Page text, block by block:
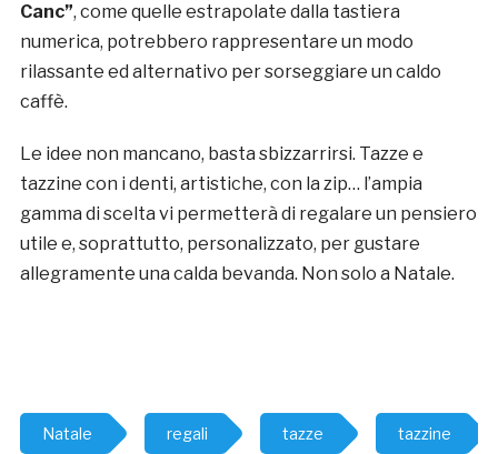
Canc”, come quelle estrapolate dalla tastiera
numerica, potrebbero rappresentare un modo
rilassante ed alternativo per sorseggiare un caldo
caffè.
Le idee non mancano, basta sbizzarrirsi. Tazze e
tazzine con i denti, artistiche, con la zip… l’ampia
gamma di scelta vi permetterà di regalare un pensiero
utile e, soprattutto, personalizzato, per gustare
allegramente una calda bevanda. Non solo a Natale.
Natale regali tazze tazzine